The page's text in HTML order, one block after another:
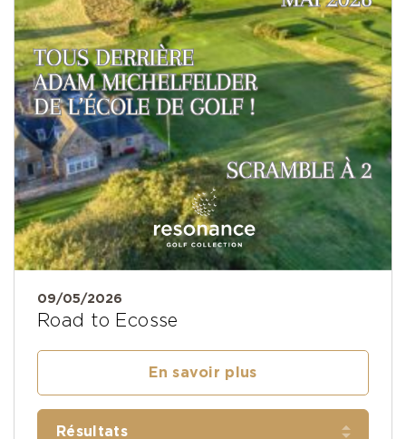
09/05/2026
Road to Ecosse
En savoir plus